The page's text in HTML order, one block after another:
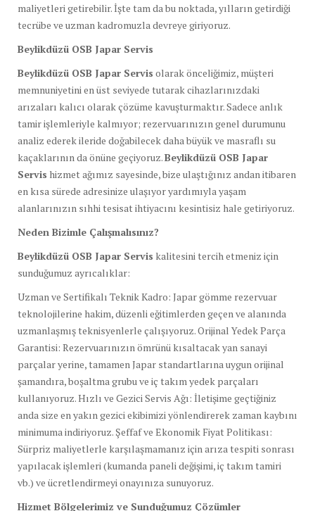
maliyetleri getirebilir. İşte tam da bu noktada, yılların getirdiği
tecrübe ve uzman kadromuzla devreye giriyoruz.
Beylikdüzü OSB Japar Servis
Beylikdüzü OSB Japar Servis olarak önceliğimiz, müşteri
memnuniyetini en üst seviyede tutarak cihazlarınızdaki
arızaları kalıcı olarak çözüme kavuşturmaktır. Sadece anlık
tamir işlemleriyle kalmıyor; rezervuarınızın genel durumunu
analiz ederek ileride doğabilecek daha büyük ve masraflı su
kaçaklarının da önüne geçiyoruz.Beylikdüzü OSB Japar
Servis hizmet ağımız sayesinde, bize ulaştığınız andan itibaren
en kısa sürede adresinize ulaşıyor yardımıyla yaşam
alanlarınızın sıhhi tesisat ihtiyacını kesintisiz hale getiriyoruz.
Neden Bizimle Çalışmalısınız?
Beylikdüzü OSB Japar Servis kalitesini tercih etmeniz için
sunduğumuz ayrıcalıklar:
Uzman ve Sertifikalı Teknik Kadro: Japar gömme rezervuar
teknolojilerine hakim, düzenli eğitimlerden geçen ve alanında
uzmanlaşmış teknisyenlerle çalışıyoruz. Orijinal Yedek Parça
Garantisi: Rezervuarınızın ömrünü kısaltacak yan sanayi
parçalar yerine, tamamen Japar standartlarına uygun orijinal
şamandıra, boşaltma grubu ve iç takım yedek parçaları
kullanıyoruz. Hızlı ve Gezici Servis Ağı: İletişime geçtiğiniz
anda size en yakın gezici ekibimizi yönlendirerek zaman kaybını
minimuma indiriyoruz. Şeffaf ve Ekonomik Fiyat Politikası:
Sürpriz maliyetlerle karşılaşmamanız için arıza tespiti sonrası
yapılacak işlemleri (kumanda paneli değişimi, iç takım tamiri
vb.) ve ücretlendirmeyi onayınıza sunuyoruz.
Hizmet Bölgelerimiz ve Sunduğumuz Çözümler